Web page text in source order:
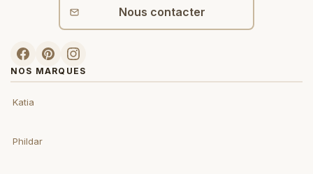
Nous contacter
NOS MARQUES
Katia
Phildar